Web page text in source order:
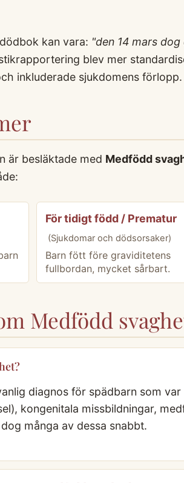
kan vara: "den 14 mars
blev mer
inkluderade sjukdomens förlopp.
är besläktade med Medfödd
För tidigt född / Prematur
(Sjukdomar och dödsorsaker)
Barn fött före graviditetens
fullbordan, mycket sårbart.
Medfödd
diagnos för spädbarn som
kongenitala missbildningar,
många av dessa snabbt.